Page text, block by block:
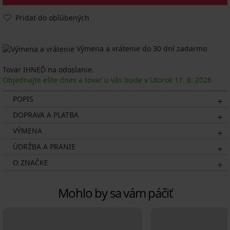
Pridať do obľúbených
Výmena a vrátenie do 30 dní zadarmo
Tovar IHNEĎ na odoslanie.
Objednajte ešte dnes a tovar u vás bude v Utorok 11. 8. 2026
POPIS
DOPRAVA A PLATBA
VÝMENA
ÚDRŽBA A PRANIE
O ZNAČKE
Mohlo by sa vám páčiť